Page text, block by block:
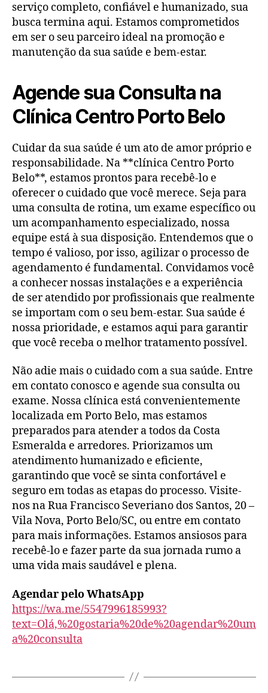
serviço completo, confiável e humanizado, sua
busca termina aqui. Estamos comprometidos
em ser o seu parceiro ideal na promoção e
manutenção da sua saúde e bem-estar.
Agende sua Consulta na
Clínica Centro Porto Belo
Cuidar da sua saúde é um ato de amor próprio e
responsabilidade. Na **clínica Centro Porto
Belo**, estamos prontos para recebê-lo e
oferecer o cuidado que você merece. Seja para
uma consulta de rotina, um exame específico ou
um acompanhamento especializado, nossa
equipe está à sua disposição. Entendemos que o
tempo é valioso, por isso, agilizar o processo de
agendamento é fundamental. Convidamos você
a conhecer nossas instalações e a experiência
de ser atendido por profissionais que realmente
se importam com o seu bem-estar. Sua saúde é
nossa prioridade, e estamos aqui para garantir
que você receba o melhor tratamento possível.
Não adie mais o cuidado com a sua saúde. Entre
em contato conosco e agende sua consulta ou
exame. Nossa clínica está convenientemente
localizada em Porto Belo, mas estamos
preparados para atender a todos da Costa
Esmeralda e arredores. Priorizamos um
atendimento humanizado e eficiente,
garantindo que você se sinta confortável e
seguro em todas as etapas do processo. Visite-
nos na Rua Francisco Severiano dos Santos, 20 –
Vila Nova, Porto Belo/SC, ou entre em contato
para mais informações. Estamos ansiosos para
recebê-lo e fazer parte da sua jornada rumo a
uma vida mais saudável e plena.
Agendar pelo WhatsApp
https://wa.me/5547996185993?
text=Olá,%20gostaria%20de%20agendar%20um
a%20consulta